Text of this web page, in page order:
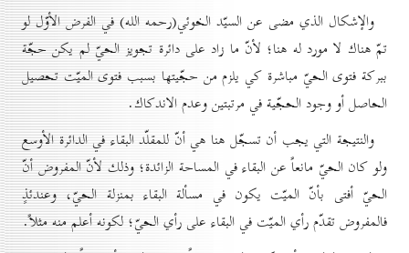
والإشكال الذي مضى عن السيّد الخوئي(رحمه الله) في الفرض الأوّل لو
تمّ هناك لا مورد له هنا؛ لأنّ ما زاد على دائرة تجويز الحيّ لم يكن حجّة
ببركة فتوى الحيّ مباشرة كي يلزم من حجّيتها بسبب فتوى الميّت تحصيل
الحاصل أو وجود الحجّية في مرتبتين وعدم الاندكاك.
والنتيجة التي يجب أن تسجّل هنا هي أنّ للمقلّد البقاء في الدائرة الأوسع
ولو كان الحيّ مانعاً عن البقاء في المساحة الزائدة؛ وذلك لأنّ المفروض أنّ
الحيّ أفتى بأنّ الميّت يكون في مسألة البقاء بمنزلة الحيّ، وعندئذٍ
فالمفروض تقدّم رأي الميّت في البقاء على رأي الحيّ؛ لكونه أعلم منه مثلاً.